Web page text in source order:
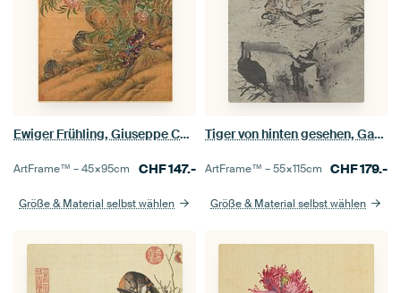
Ewiger Frühling, Giuseppe Castiglione
ArtFrame™ –45×95cm CHF147.-
Größe & Material selbst wählen
Tiger von hinten gesehen, Gao Qipei, um 1700
ArtFrame™ –55×115cm CHF179.-
Größe & Material selbst wählen